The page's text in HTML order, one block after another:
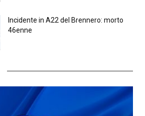
Incidente in A22 del Brennero: morto
46enne